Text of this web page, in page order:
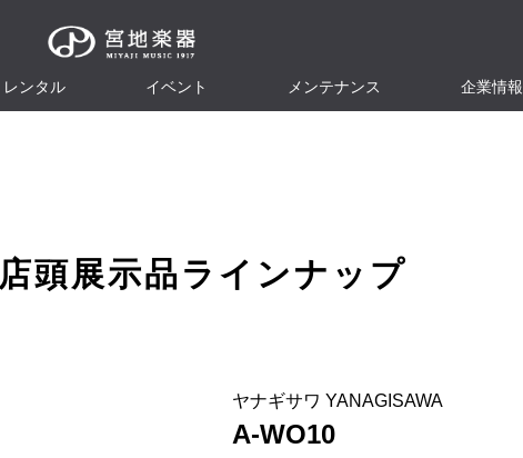
レンタル イベント メンテナンス 企業情報
店頭展示品ラインナップ
ヤナギサワ YANAGISAWA
A-WO10